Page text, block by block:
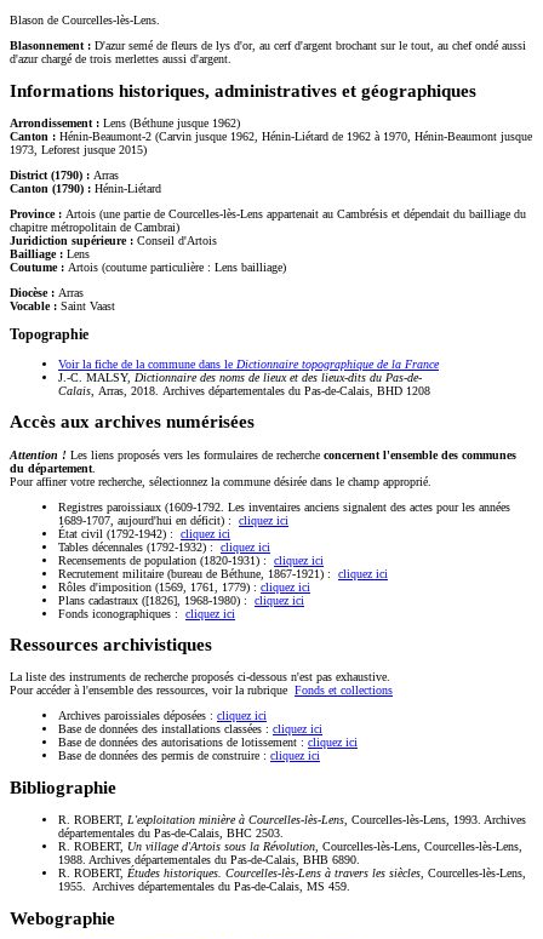
Blason de Courcelles-lès-Lens.
Blasonnement : D'azur semé de fleurs de lys d'or, au cerf d'argent brochant sur le tout, au chef ondé aussi
d'azur chargé de trois merlettes aussi d'argent.
Informations historiques, administratives et géographiques
Arrondissement : Lens (Béthune jusque 1962)
Canton : Hénin-Beaumont-2 (Carvin jusque 1962, Hénin-Liétard de 1962 à 1970, Hénin-Beaumont jusque
1973, Leforest jusque 2015)
District (1790) : Arras
Canton (1790) : Hénin-Liétard
Province : Artois (une partie de Courcelles-lès-Lens appartenait au Cambrésis et dépendait du bailliage du
chapitre métropolitain de Cambrai)
Juridiction supérieure : Conseil d'Artois
Bailliage : Lens
Coutume : Artois (coutume particulière : Lens bailliage)
Diocèse : Arras
Vocable : Saint Vaast
Topographie
Voir la fiche de la commune dans le Dictionnaire topographique de la France
J.-C. MALSY, Dictionnaire des noms de lieux et des lieux-dits du Pas-de-
Calais , Arras, 2018. Archives départementales du Pas-de-Calais, BHD 1208
Accès aux archives numérisées
Attention ! Les liens proposés vers les formulaires de recherche concernent l'ensemble des communes
du département
Pour affiner votre recherche, sélectionnez la commune désirée dans le champ approprié.
Registres paroissiaux (1609-1792. Les inventaires anciens signalent des actes pour les années
1689-1707, aujourd'hui en déficit) : cliquez ici
État civil (1792-1942) : cliquez ici
Tables décennales (1792-1932) : cliquez ici
Recensements de population (1820-1931) : cliquez ici
Recrutement militaire (bureau de Béthune, 1867-1921) : cliquez ici
Rôles d'imposition (1569, 1761, 1779) : cliquez ici
Plans cadastraux ([1826], 1968-1980) : cliquez ici
Fonds iconographiques : cliquez ici
Ressources archivistiques
La liste des instruments de recherche proposés ci-dessous n'est pas exhaustive.
Pour accéder à l'ensemble des ressources, voir la rubrique Fonds et collections
Archives paroissiales déposées : cliquez ici
Base de données des installations classées : cliquez ici
Base de données des autorisations de lotissement : cliquez ici
Base de données des permis de construire : cliquez ici
Bibliographie
R. ROBERT, L'exploitation minière à Courcelles-lès-Lens, Courcelles-lès-Lens, 1993. Archives
départementales du Pas-de-Calais, BHC 2503.
R. ROBERT, Un village d'Artois sous la Révolution, Courcelles-lès-Lens, Courcelles-lès-Lens,
1988. Archives départementales du Pas-de-Calais, BHB 6890.
R. ROBERT, Études historiques. Courcelles-lès-Lens à travers les siècles, Courcelles-lès-Lens,
1955. Archives départementales du Pas-de-Calais, MS 459.
Webographie